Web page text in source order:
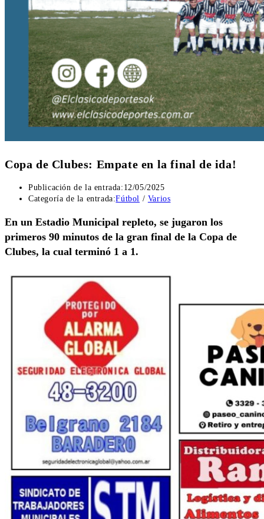
Copa de Clubes: Empate en la final de ida!
Publicación de la entrada: 12/05/2025
Categoría de la entrada:Fútbol / Varios
En un Estadio Municipal repleto, se jugaron los
primeros 90 minutos de la gran final de la Copa de
Clubes, la cual terminó 1 a 1.